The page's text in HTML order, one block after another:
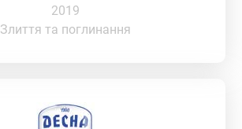
2019
Злиття та поглинання